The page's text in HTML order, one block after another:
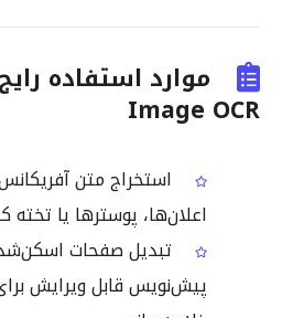
Image OCR
استخراج متن
اعلان‌ها، پوسترها یا تخته
تبدیل صفحات
پیش‌نویس قابل ویرایش